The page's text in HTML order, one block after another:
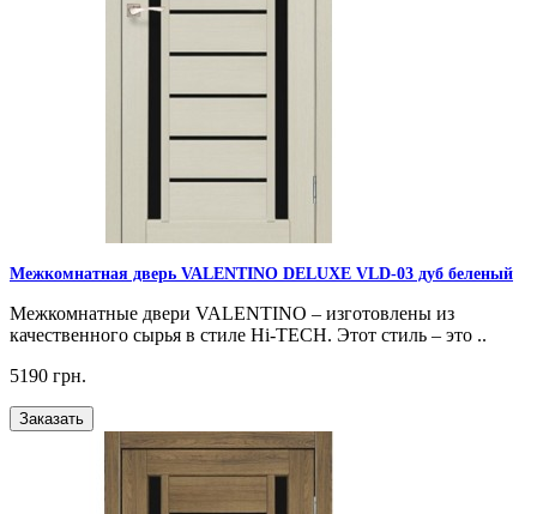
Межкомнатная дверь VALENTINO DELUXE VLD-03 дуб беленый
Межкомнатные двери VALENTINO – изготовлены из
качественного сырья в стиле Hi-TECH. Этот стиль – это ..
5190 грн.
Заказать